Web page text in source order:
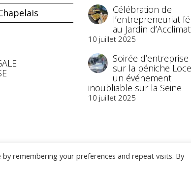
Célébration de
l’entrepreneuriat
au Jardin
10 juillet 2025
Soirée d’entreprise
sur la péniche
un événement
inoubliable sur la Seine
10 juillet 2025
Traiteur- Traiteur Événementiel -
remembering your preferences and repeat visits. By